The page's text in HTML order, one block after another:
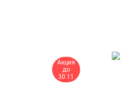
Акция
до
30.11